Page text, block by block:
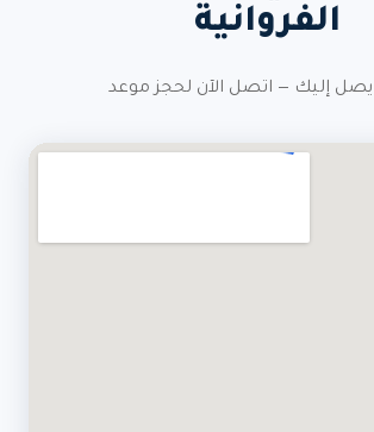
الفروانية
يصل إليك — اتصل الآن لحجز موعد